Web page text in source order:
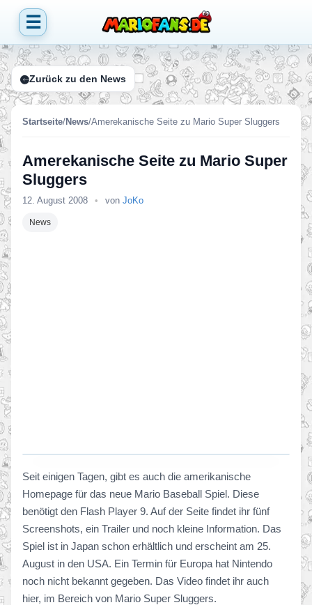
☰
Zurück zu den News
Startseite/News/Amerekanische Seite zu Mario Super Sluggers
Amerekanische Seite zu Mario Super
Sluggers
12. August 2008 • von JoKo
News
Seit einigen Tagen, gibt es auch die amerikanische
Homepage für das neue Mario Baseball Spiel. Diese
benötigt den Flash Player 9. Auf der Seite findet ihr fünf
Screenshots, ein Trailer und noch kleine Information. Das
Spiel ist in Japan schon erhältlich und erscheint am 25.
August in den USA. Ein Termin für Europa hat Nintendo
noch nicht bekannt gegeben. Das Video findet ihr auch
hier, im Bereich von Mario Super Sluggers.